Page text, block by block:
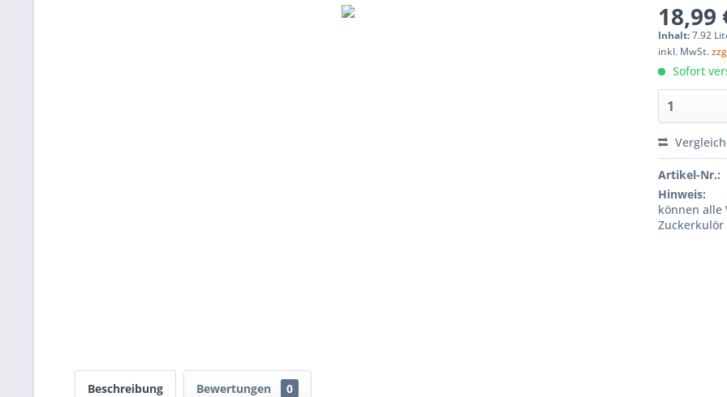
18,99
Inhalt:7.92
inkl. MwSt.
Sofort
Artikel-Nr.:
Hinweis:
können alle
Beschreibung Bewertungen 0